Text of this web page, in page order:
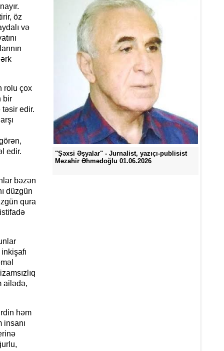
öz
və
rolu çox
bir
təsir edir.
edir.
bəzən
düzgün
qura
ailədə,
həm
insanı
"Şəxsi Əşyalar" - Jurnalist, yazıçı-publisist
Məzahir Əhmədoğlu 01.06.2026